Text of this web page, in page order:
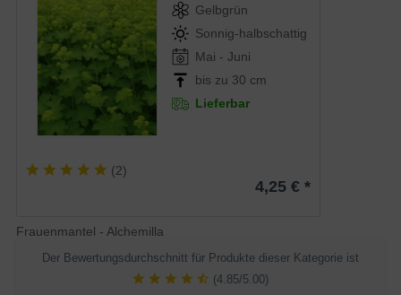
Gelbgrün
Sonnig-halbschattig
Mai - Juni
bis zu 30 cm
Lieferbar
(2)
4,25 € *
Frauenmantel - Alchemilla
Der Bewertungsdurchschnitt für Produkte dieser Kategorie ist
(4.85/5.00)